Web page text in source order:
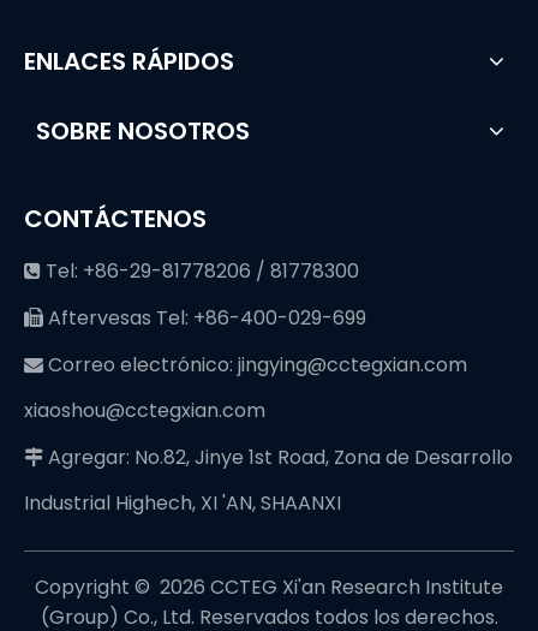
ENLACES RÁPIDOS
SOBRE NOSOTROS
CONTÁCTENOS
 Tel: +86-29-81778206 / 81778300
 Aftervesas Tel: +86-400-029-699
 Correo electrónico: jingying@cctegxian.com
xiaoshou@cctegxian.com
 Agregar: No.82, Jinye 1st Road, Zona de Desarrollo
Industrial Highech, XI 'AN, SHAANXI
Copyright © ️ 2026 CCTEG Xi'an Research Institute
(Group) Co., Ltd. Reservados todos los derechos.